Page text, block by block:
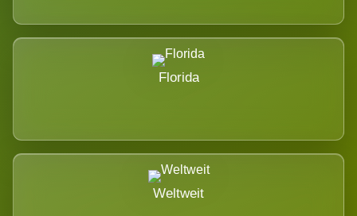
Florida
Weltweit